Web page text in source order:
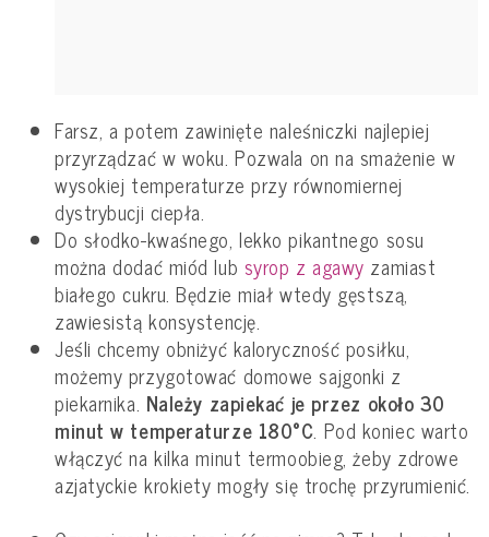
Farsz, a potem zawinięte naleśniczki najlepiej
przyrządzać w woku. Pozwala on na smażenie w
wysokiej temperaturze przy równomiernej
dystrybucji ciepła.
Do słodko-kwaśnego, lekko pikantnego sosu
można dodać miód lub syrop z agawy zamiast
białego cukru. Będzie miał wtedy gęstszą,
zawiesistą konsystencję.
Jeśli chcemy obniżyć kaloryczność posiłku,
możemy przygotować domowe sajgonki z
piekarnika. Należy zapiekać je przez około 30
minut w temperaturze 180°C. Pod koniec warto
włączyć na kilka minut termoobieg, żeby zdrowe
azjatyckie krokiety mogły się trochę przyrumienić.